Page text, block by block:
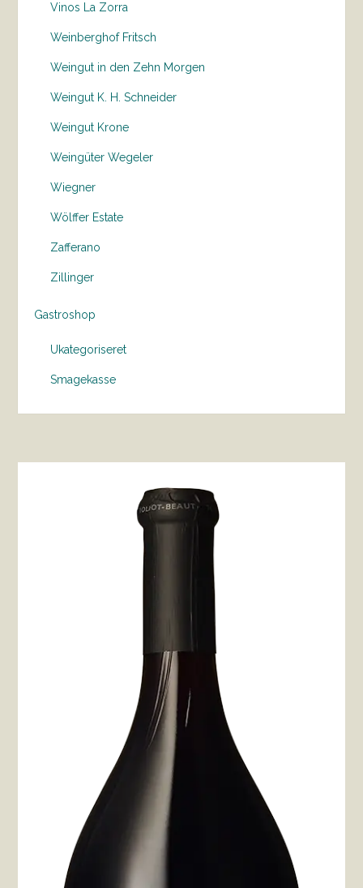
Vinos La Zorra
Weinberghof Fritsch
Weingut in den Zehn Morgen
Weingut K. H. Schneider
Weingut Krone
Weingüter Wegeler
Wiegner
Wölffer Estate
Zafferano
Zillinger
Gastroshop
Ukategoriseret
Smagekasse